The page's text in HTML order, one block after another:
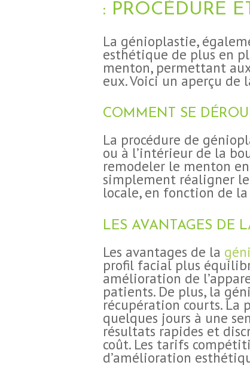
: PROCÉDURE
La génioplastie,
esthétique de plus en
menton, permettant
eux. Voici un aperçu de
COMMENT SE
La procédure de
ou à l’intérieur de la
remodeler le menton
simplement réaligner le
locale, en fonction de
LES AVANTAGES DE
Les avantages de la
profil facial plus
amélioration de
patients. De plus, la
récupération courts.
quelques jours à une
résultats rapides et
coût. Les tarifs
d’amélioration